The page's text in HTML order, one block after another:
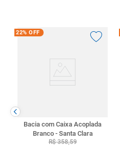
22% OFF
Bacia com Caixa Acoplada
Branco - Santa Clara
R$ 358,59